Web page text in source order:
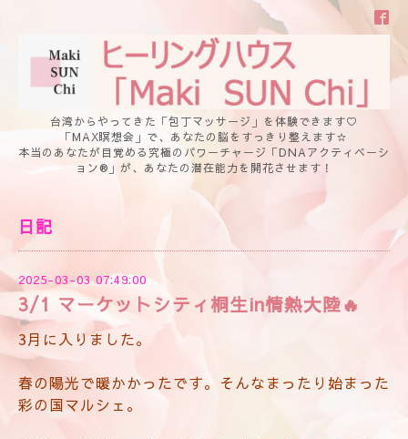
台湾からやってきた「包丁マッサージ」を体験できます♡
「MAX瞑想会」で、あなたの脳をすっきり整えます☆
本当のあなたが目覚める究極のパワーチャージ「DNAアクティベーシ
ョン®」が、あなたの潜在能力を開花させます！
日記
2025-03-03 07:49:00
3/1 マーケットシティ桐生in情熱大陸🔥
3月に入りました。
春の陽光で暖かかったです。そんなまったり始まった
彩の国マルシェ。